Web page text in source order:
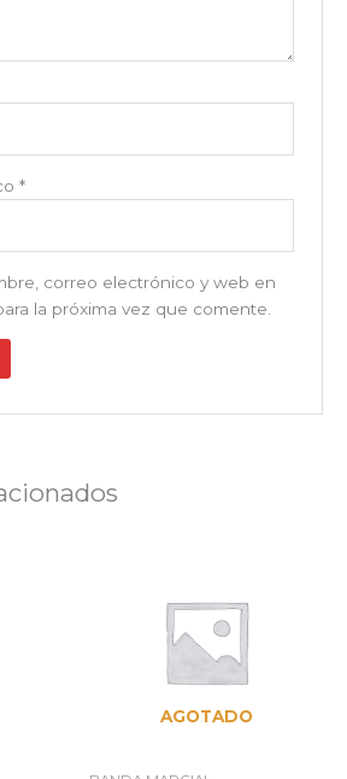
*
correo electrónico y web en
la próxima vez que comente.
AGOTADO